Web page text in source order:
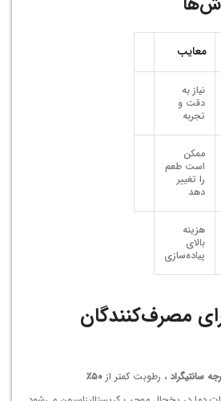
معایب
نیاز به
دقت و
تجربه
ممکن
است طعم
را تغییر
دهد
هزینه
بالای
پیاده‌سازی
مصرف‌کنندگان
، رطوبت کمتر از ۵۰٪